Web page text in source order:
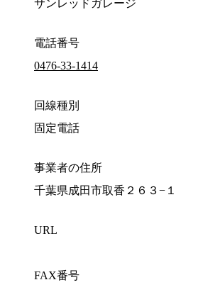
サンレッドガレージ
電話番号
0476-33-1414
回線種別
固定電話
事業者の住所
千葉県成田市取香２６３−１
URL
FAX番号